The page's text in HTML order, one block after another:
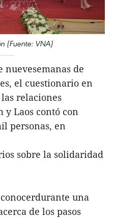
(Fuente: VNA)
nuevesemanas de
el cuestionario en
relaciones
y Laos contó con
personas, en
sobre la solidaridad
una
de los pasos